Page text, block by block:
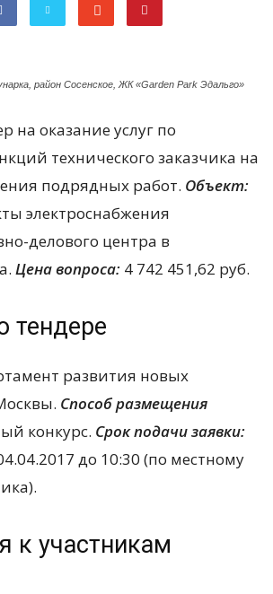
район Сосенское, ЖК «Garden Park Эдальго»
на оказание услуг по
технического заказчика на
подрядных работ. Объект:
электроснабжения
делового центра в
Цена вопроса: 4 742 451,62 руб.
тендере
развития новых
Способ размещения
конкурс. Срок подачи заявки:
до 10:30 (по местному
к участникам